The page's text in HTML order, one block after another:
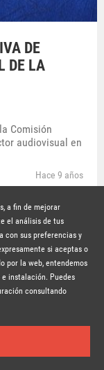
Buscar Suscríbete
DE
DE LA
Comisión
audiovisual en
Hace 9 años
Condiciones de uso
a fin de mejorar
el análisis de tus
con sus preferencias y
si aceptas o
por la web, entendemos
instalación. Puedes
consultando